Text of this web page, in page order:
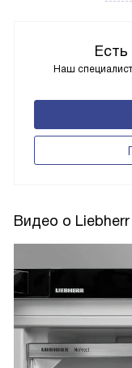
Наш специалист
Видео о